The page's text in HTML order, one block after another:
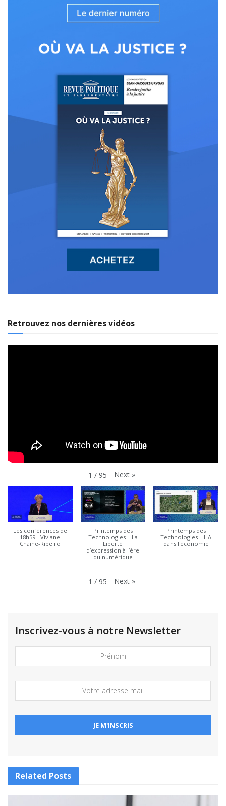
Retrouvez nos dernières vidéos
1 / 95 Next »
Les conférences de
18h59 - Viviane
Chaine-Ribeiro
Printemps des
Technologies – La
Liberté
d’expression à l’ère
du numérique
Printemps des
Technologies – l'IA
dans l'économie
1 / 95 Next »
Inscrivez-vous à notre Newsletter
Related Posts